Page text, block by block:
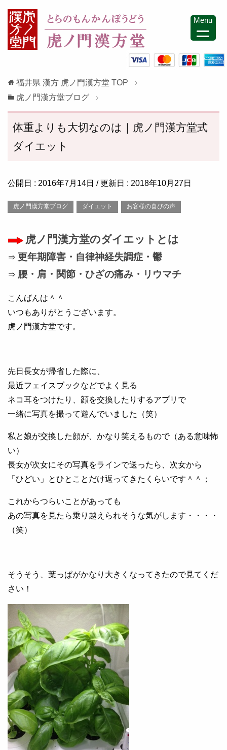
福井県 漢方 虎ノ門漢方堂 TOP
虎ノ門漢方堂ブログ
体重よりも大切なのは｜虎ノ門漢方堂式
ダイエット
公開日 : 2016年7月14日 / 更新日 : 2018年10月27日
虎ノ門漢方堂ブログ ダイエット お客様の喜びの声
虎ノ門漢方堂のダイエットとは
⇒ 更年期障害・自律神経失調症・鬱
⇒ 腰・肩・関節・ひざの痛み・リウマチ
こんばんは＾＾
いつもありがとうございます。
虎ノ門漢方堂です。
先日長女が帰省した際に、
最近フェイスブックなどでよく見る
ネコ耳をつけたり、顔を交換したりするアプリで
一緒に写真を撮って遊んでいました（笑）
私と娘が交換した顔が、かなり笑えるもので（ある意味怖
い）
長女が次女にその写真をラインで送ったら、次女から
「ひどい」とひとことだけ返ってきたくらいです＾＾；
これからつらいことがあっても
あの写真を見たら乗り越えられそうな気がします・・・・
（笑）
そうそう、葉っぱがかなり大きくなってきたので見てくだ
さい！
Menu